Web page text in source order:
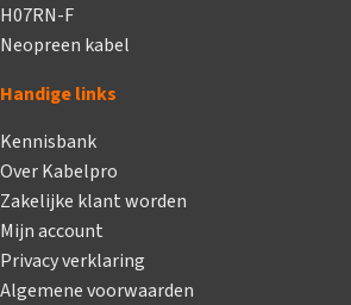
H07RN-F
Neopreen kabel
Handige links
Kennisbank
Over Kabelpro
Zakelijke klant worden
Mijn account
Privacy verklaring
Algemene voorwaarden